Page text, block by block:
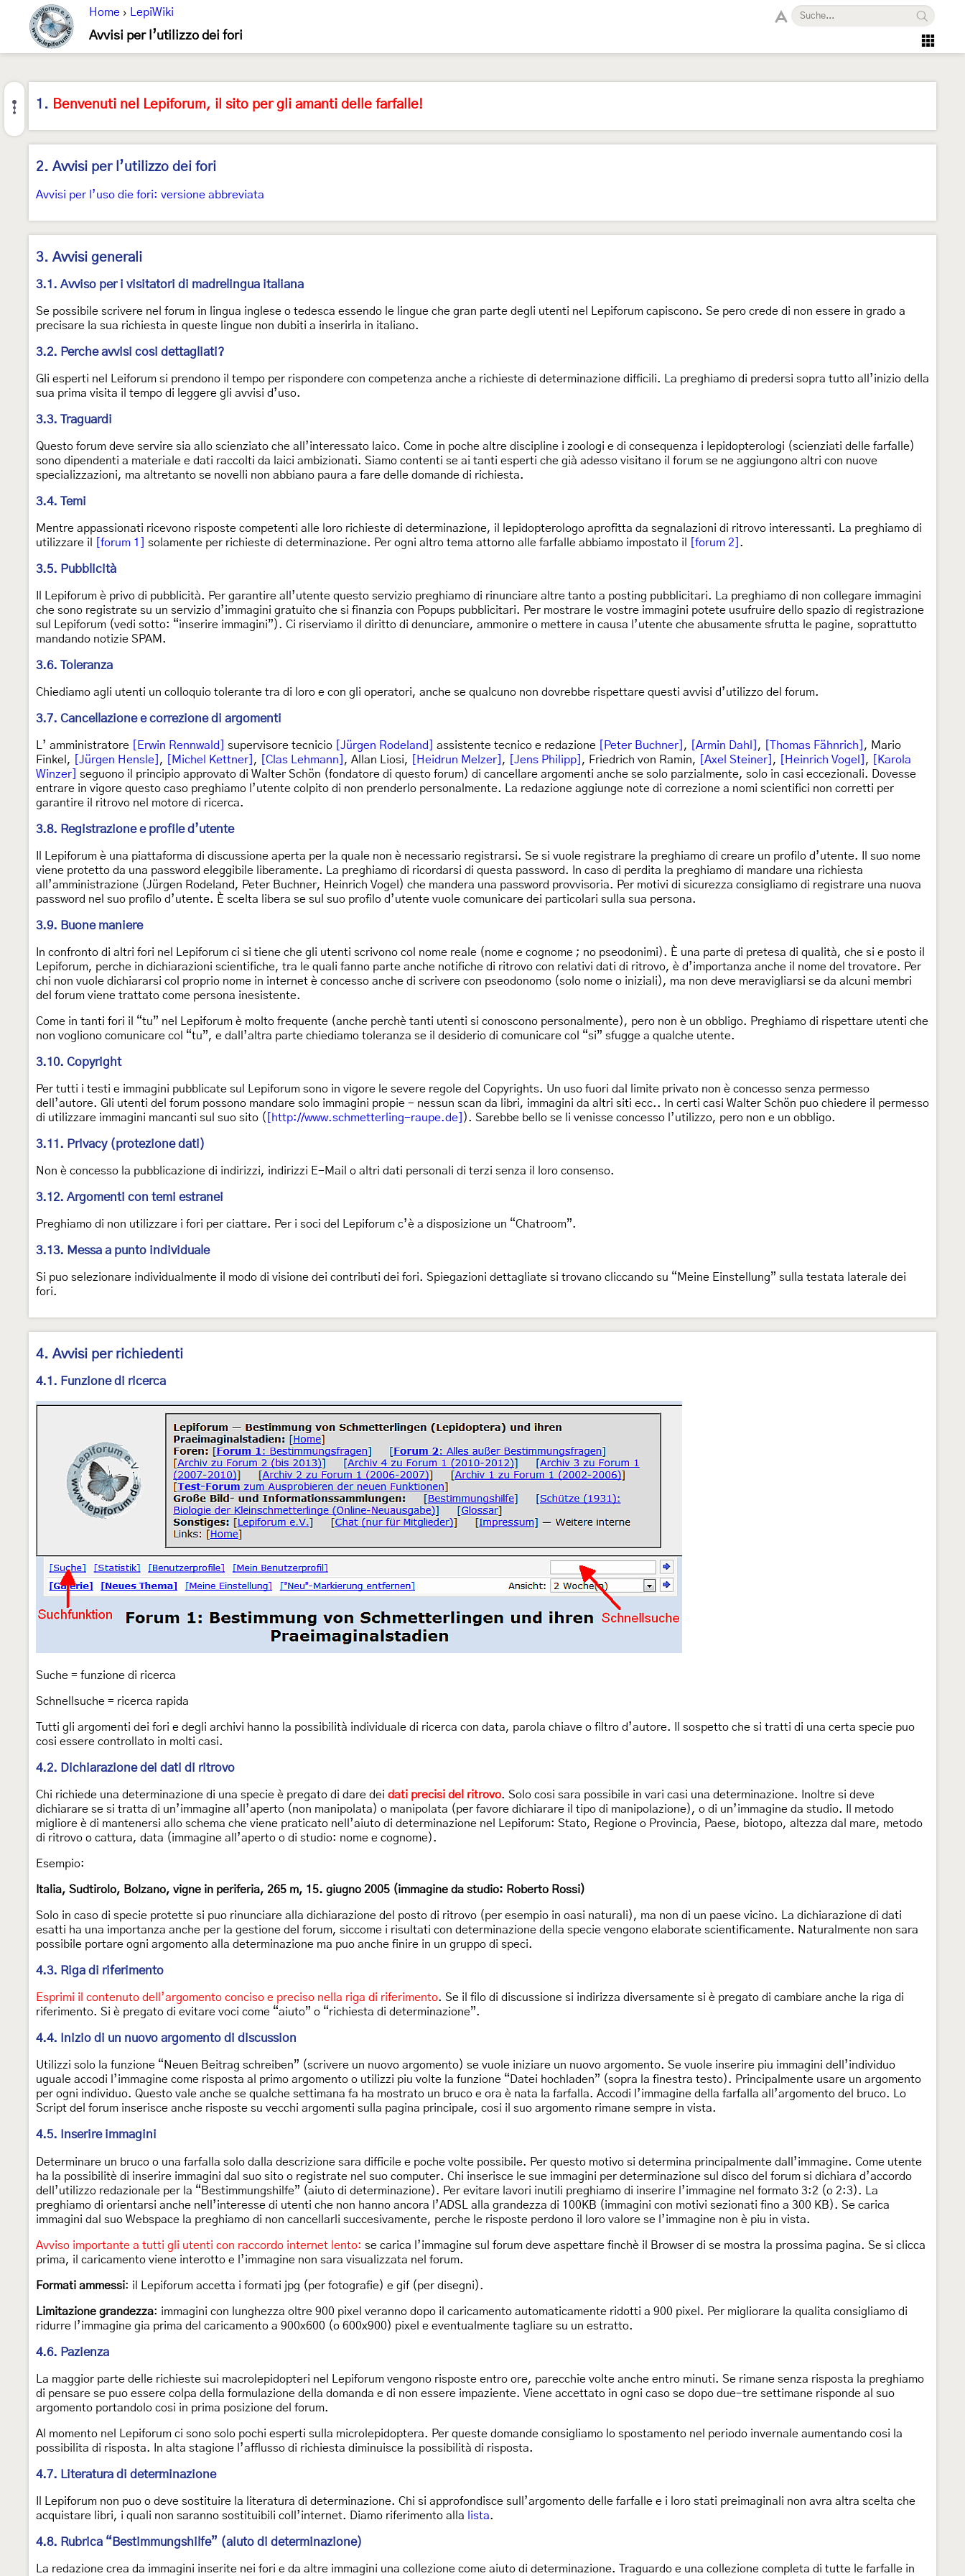
Home › LepiWiki
Avvisi per l’utilizzo dei fori
1. Benvenuti nel Lepiforum, il sito per gli amanti delle farfalle!
2. Avvisi per l’utilizzo dei fori
Avvisi per l’uso die fori: versione abbreviata
3. Avvisi generali
3.1. Avviso per i visitatori di madrelingua italiana
Se possibile scrivere nel forum in lingua inglese o tedesca essendo le lingue che gran parte degli utenti nel Lepiforum capiscono. Se pero crede di non essere in grado a
precisare la sua richiesta in queste lingue non dubiti a inserirla in italiano.
3.2. Perche avvisi cosi dettagliati?
Gli esperti nel Leiforum si prendono il tempo per rispondere con competenza anche a richieste di determinazione difficili. La preghiamo di predersi sopra tutto all’inizio della
sua prima visita il tempo di leggere gli avvisi d’uso.
3.3. Traguardi
Questo forum deve servire sia allo scienziato che all’interessato laico. Come in poche altre discipline i zoologi e di consequenza i lepidopterologi (scienziati delle farfalle)
sono dipendenti a materiale e dati raccolti da laici ambizionati. Siamo contenti se ai tanti esperti che già adesso visitano il forum se ne aggiungono altri con nuove
specializzazioni, ma altretanto se novelli non abbiano paura a fare delle domande di richiesta.
3.4. Temi
Mentre appassionati ricevono risposte competenti alle loro richieste di determinazione, il lepidopterologo aprofitta da segnalazioni di ritrovo interessanti. La preghiamo di
utilizzare il
[forum 1] solamente per richieste di determinazione. Per ogni altro tema attorno alle farfalle abbiamo impostato il [forum 2] .
3.5. Pubblicità
Il Lepiforum è privo di pubblicità. Per garantire all’utente questo servizio preghiamo di rinunciare altre tanto a posting pubblicitari. La preghiamo di non collegare immagini
che sono registrate su un servizio d’immagini gratuito che si finanzia con Popups pubblicitari. Per mostrare le vostre immagini potete usufruire dello spazio di registrazione
sul Lepiforum (vedi sotto: “inserire immagini”). Ci riserviamo il diritto di denunciare, ammonire o mettere in causa l’utente che abusamente sfrutta le pagine, soprattutto
mandando notizie SPAM.
3.6. Toleranza
Chiediamo agli utenti un colloquio tolerante tra di loro e con gli operatori, anche se qualcuno non dovrebbe rispettare questi avvisi d’utilizzo del forum.
3.7. Cancellazione e correzione di argomenti
L’ amministratore [Erwin Rennwald] supervisore tecnicio [Jürgen Rodeland] assistente tecnico e redazione [Peter Buchner] , [Armin Dahl] , [Thomas Fähnrich]
, Mario
Finkel,
[Jürgen Hensle] , [Michel Kettner] , [Clas Lehmann] , Allan Liosi, [Heidrun Melzer] , [Jens Philipp] , Friedrich von Ramin, [Axel Steiner] , [Heinrich Vogel] ,
[Karola
Winzer]
seguono il principio approvato di Walter Schön (fondatore di questo forum) di cancellare argomenti anche se solo parzialmente, solo in casi eccezionali. Dovesse
entrare in vigore questo caso preghiamo l’utente colpito di non prenderlo personalmente. La redazione aggiunge note di correzione a nomi scientifici non corretti per
garantire il ritrovo nel motore di ricerca.
3.8. Registrazione e profile d’utente
Il Lepiforum è una piattaforma di discussione aperta per la quale non è necessario registrarsi. Se si vuole registrare la preghiamo di creare un profilo d’utente. Il suo nome
viene protetto da una password eleggibile liberamente. La preghiamo di ricordarsi di questa password. In caso di perdita la preghiamo di mandare una richiesta
all’amministrazione (Jürgen Rodeland, Peter Buchner, Heinrich Vogel) che mandera una password provvisoria. Per motivi di sicurezza consigliamo di registrare una nuova
password nel suo profilo d’utente. È scelta libera se sul suo profilo d’utente vuole comunicare dei particolari sulla sua persona.
3.9. Buone maniere
In confronto di altri fori nel Lepiforum ci si tiene che gli utenti scrivono col nome reale (nome e cognome ; no pseodonimi). È una parte di pretesa di qualità, che si e posto il
Lepiforum, perche in dichiarazioni scientifiche, tra le quali fanno parte anche notifiche di ritrovo con relativi dati di ritrovo, è d’importanza anche il nome del trovatore. Per
chi non vuole dichiararsi col proprio nome in internet è concesso anche di scrivere con pseodonomo (solo nome o iniziali), ma non deve meravigliarsi se da alcuni membri
del forum viene trattato come persona inesistente.
Come in tanti fori il “tu” nel Lepiforum è molto frequente (anche perchè tanti utenti si conoscono personalmente), pero non è un obbligo. Preghiamo di rispettare utenti che
non vogliono comunicare col “tu”, e dall’altra parte chiediamo toleranza se il desiderio di comunicare col “si” sfugge a qualche utente.
3.10. Copyright
Per tutti i testi e immagini pubblicate sul Lepiforum sono in vigore le severe regole del Copyrights. Un uso fuori dal limite privato non è concesso senza permesso
dell’autore. Gli utenti del forum possono mandare solo immagini propie - nessun scan da libri, immagini da altri siti ecc.. In certi casi Walter Schön puo chiedere il permesso
di utilizzare immagini mancanti sul suo sito (
[http://www.schmetterling-raupe.de] ). Sarebbe bello se li venisse concesso l’utilizzo, pero non e un obbligo.
3.11. Privacy (protezione dati)
Non è concesso la pubblicazione di indirizzi, indirizzi E-Mail o altri dati personali di terzi senza il loro consenso.
3.12. Argomenti con temi estranei
Preghiamo di non utilizzare i fori per ciattare. Per i soci del Lepiforum c’è a disposizione un “Chatroom”.
3.13. Messa a punto individuale
Si puo selezionare individualmente il modo di visione dei contributi dei fori. Spiegazioni dettagliate si trovano cliccando su “Meine Einstellung” sulla testata laterale dei
fori.
4. Avvisi per richiedenti
4.1. Funzione di ricerca
Suche = funzione di ricerca
Schnellsuche = ricerca rapida
Tutti gli argomenti dei fori e degli archivi hanno la possibilità individuale di ricerca con data, parola chiave o filtro d’autore. Il sospetto che si tratti di una certa specie puo
cosi essere controllato in molti casi.
4.2. Dichiarazione dei dati di ritrovo
Chi richiede una determinazione di una specie è pregato di dare dei dati precisi del ritrovo. Solo cosi sara possibile in vari casi una determinazione. Inoltre si deve
dichiarare se si tratta di un’immagine all’aperto (non manipolata) o manipolata (per favore dichiarare il tipo di manipolazione), o di un’immagine da studio. Il metodo
migliore è di mantenersi allo schema che viene praticato nell’aiuto di determinazione nel Lepiforum: Stato, Regione o Provincia, Paese, biotopo, altezza dal mare, metodo
di ritrovo o cattura, data (immagine all’aperto o di studio: nome e cognome).
Esempio:
Italia, Sudtirolo, Bolzano, vigne in periferia, 265 m, 15. giugno 2005 (immagine da studio: Roberto Rossi)
Solo in caso di specie protette si puo rinunciare alla dichiarazione del posto di ritrovo (per esempio in oasi naturali), ma non di un paese vicino. La dichiarazione di dati
esatti ha una importanza anche per la gestione del forum, siccome i risultati con determinazione della specie vengono elaborate scientificamente. Naturalmente non sara
possibile portare ogni argomento alla determinazione ma puo anche finire in un gruppo di speci.
4.3. Riga di riferimento
Esprimi il contenuto dell’argomento conciso e preciso nella riga di riferimento. Se il filo di discussione si indirizza diversamente si è pregato di cambiare anche la riga di
riferimento. Si è pregato di evitare voci come “aiuto” o “richiesta di determinazione”.
4.4. Inizio di un nuovo argomento di discussion
Utilizzi solo la funzione “Neuen Beitrag schreiben” (scrivere un nuovo argomento) se vuole iniziare un nuovo argomento. Se vuole inserire piu immagini dell’individuo
uguale accodi l’immagine come risposta al primo argomento o utilizzi piu volte la funzione “Datei hochladen” (sopra la finestra testo). Principalmente usare un argomento
per ogni individuo. Questo vale anche se qualche settimana fa ha mostrato un bruco e ora è nata la farfalla. Accodi l’immagine della farfalla all’argomento del bruco. Lo
Script del forum inserisce anche risposte su vecchi argomenti sulla pagina principale, cosi il suo argomento rimane sempre in vista.
4.5. Inserire immagini
Determinare un bruco o una farfalla solo dalla descrizione sara difficile e poche volte possibile. Per questo motivo si determina principalmente dall’immagine. Come utente
ha la possibilitè di inserire immagini dal suo sito o registrate nel suo computer. Chi inserisce le sue immagini per determinazione sul disco del forum si dichiara d’accordo
dell’utilizzo redazionale per la “Bestimmungshilfe” (aiuto di determinazione). Per evitare lavori inutili preghiamo di inserire l’immagine nel formato 3:2 (o 2:3). La
preghiamo di orientarsi anche nell’interesse di utenti che non hanno ancora l’ADSL alla grandezza di 100KB (immagini con motivi sezionati fino a 300 KB). Se carica
immagini dal suo Webspace la preghiamo di non cancellarli succesivamente, perche le risposte perdono il loro valore se l’immagine non è piu in vista.
Avviso importante a tutti gli utenti con raccordo internet lento: se carica l’immagine sul forum deve aspettare finchè il Browser di se mostra la prossima pagina. Se si clicca
prima, il caricamento viene interotto e l’immagine non sara visualizzata nel forum.
Formati ammessi: il Lepiforum accetta i formati jpg (per fotografie) e gif (per disegni).
Limitazione grandezza: immagini con lunghezza oltre 900 pixel veranno dopo il caricamento automaticamente ridotti a 900 pixel. Per migliorare la qualita consigliamo di
ridurre l’immagine gia prima del caricamento a 900x600 (o 600x900) pixel e eventualmente tagliare su un estratto.
4.6. Pazienza
La maggior parte delle richieste sui macrolepidopteri nel Lepiforum vengono risposte entro ore, parecchie volte anche entro minuti. Se rimane senza risposta la preghiamo
di pensare se puo essere colpa della formulazione della domanda e di non essere impaziente. Viene accettato in ogni caso se dopo due-tre settimane risponde al suo
argomento portandolo cosi in prima posizione del forum.
Al momento nel Lepiforum ci sono solo pochi esperti sulla microlepidoptera. Per queste domande consigliamo lo spostamento nel periodo invernale aumentando cosi la
possibilita di risposta. In alta stagione l’afflusso di richiesta diminuisce la possibilità di risposta.
4.7. Literatura di determinazione
Il Lepiforum non puo o deve sostituire la literatura di determinazione. Chi si approfondisce sull’argomento delle farfalle e i loro stati preimaginali non avra altra scelta che
acquistare libri, i quali non saranno sostituibili coll’internet. Diamo riferimento alla
lista.
4.8. Rubrica “Bestimmungshilfe” (aiuto di determinazione)
La redazione crea da immagini inserite nei fori e da altre immagini una collezione come aiuto di determinazione. Traguardo e una collezione completa di tutte le farfalle in